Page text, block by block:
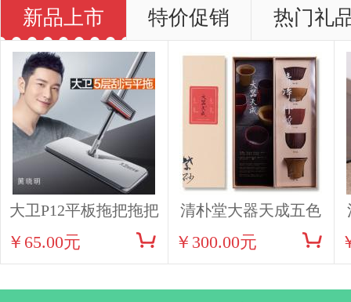
新品上市 特价促销 热门礼
大卫P12平板拖把拖把
￥65.00元
清朴堂大器天成五色
紫砂小杯茶具
￥300.00元